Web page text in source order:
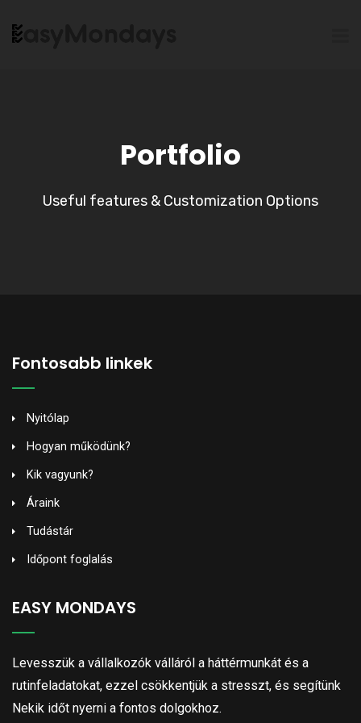
Portfolio
Useful features & Customization Options
Fontosabb linkek
Nyitólap
Hogyan működünk?
Kik vagyunk?
Áraink
Tudástár
Időpont foglalás
EASY MONDAYS
Levesszük a vállalkozók válláról a háttérmunkát és a
rutinfeladatokat, ezzel csökkentjük a stresszt, és segítünk
Nekik időt nyerni a fontos dolgokhoz.